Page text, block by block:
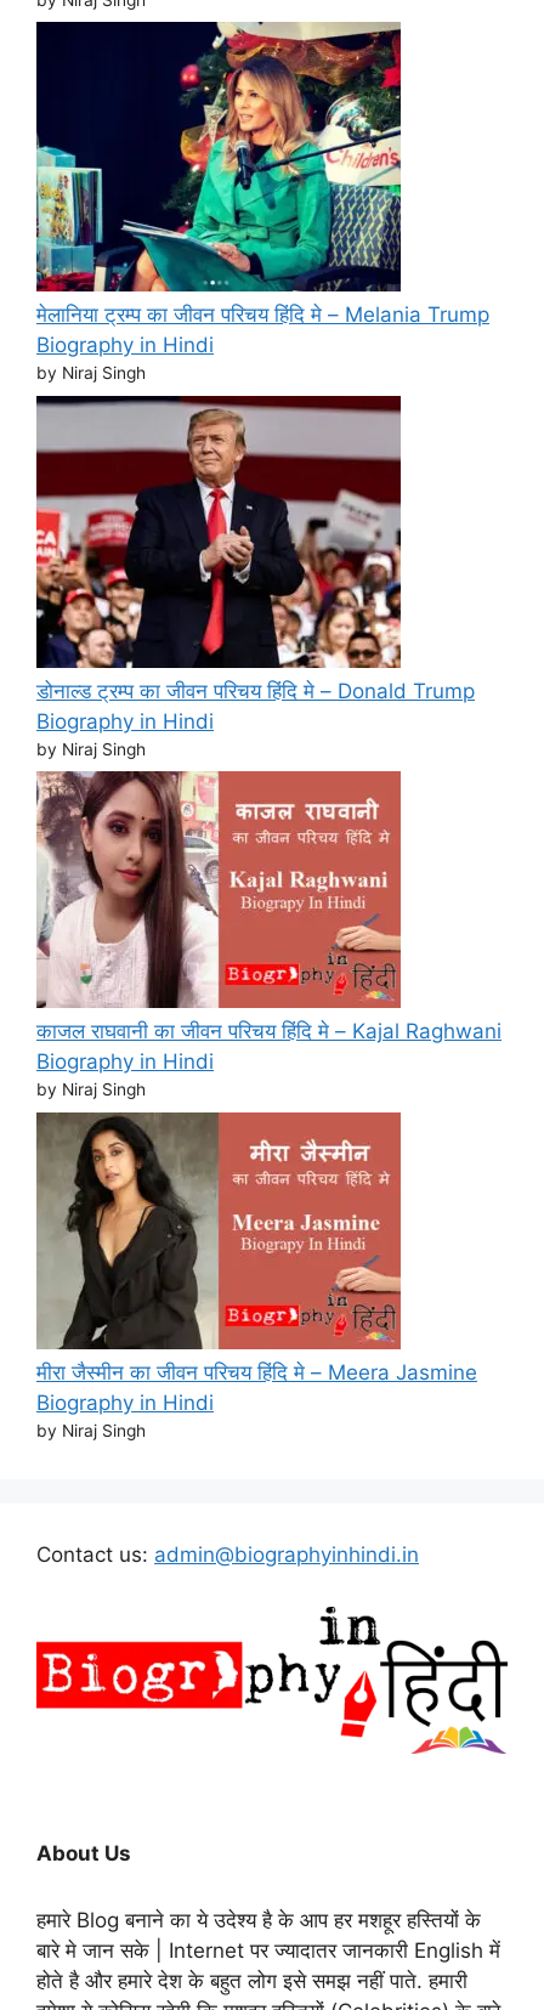
मेलानिया ट्रम्प का जीवन परिचय हिंदि मे – Melania Trump
Biography in Hindi
by Niraj Singh
डोनाल्ड ट्रम्प का जीवन परिचय हिंदि मे – Donald Trump
Biography in Hindi
by Niraj Singh
काजल राघवानी का जीवन परिचय हिंदि मे – Kajal Raghwani
Biography in Hindi
by Niraj Singh
मीरा जैस्मीन का जीवन परिचय हिंदि मे – Meera Jasmine
Biography in Hindi
by Niraj Singh
Contact us: admin@biographyinhindi.in
About Us
हमारे Blog बनाने का ये उदेश्य है के आप हर मशहूर हस्तियों के
बारे मे जान सके | Internet पर ज्यादातर जानकारी English में
होते है और हमारे देश के बहुत लोग इसे समझ नहीं पाते. हमारी